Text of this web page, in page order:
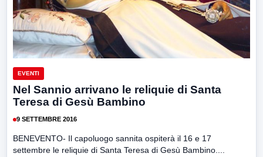
EVENTI
Nel Sannio arrivano le reliquie di Santa
Teresa di Gesù Bambino
9 SETTEMBRE 2016
BENEVENTO- Il capoluogo sannita ospiterà il 16 e 17
settembre le reliquie di Santa Teresa di Gesù Bambino....